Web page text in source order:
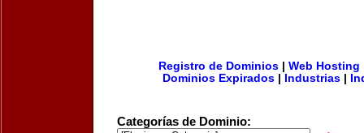
Registro de Dominios| Web Hosting
Dominios Expirados
Industrias
Categorías de Dominio: